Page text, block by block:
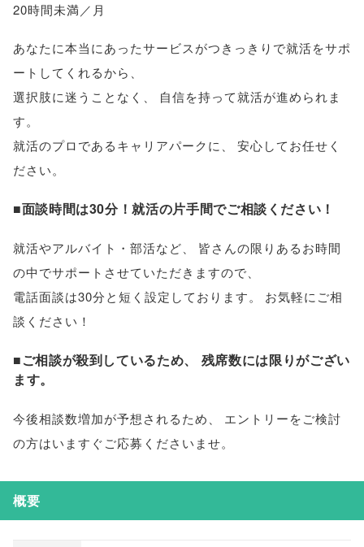
20時間未満／月
あなたに本当にあったサービスがつきっきりで就活をサポ
ートしてくれるから
選択肢に迷うことなく
自信を持って就活が進められま
す。
就活のプロであるキャリアパークに
安心してお任せく
ださい。
■面談時間は30分！就活の片手間でご相談ください！
就活やアルバイト・部活など
皆さんの限りあるお時間
の中でサポートさせていただきますので
電話面談は30分と短く設定しております。
お気軽にご相
談ください！
■ご相談が殺到しているため、
残席数には限りがござい
ます。
今後相談数増加が予想されるため
エントリーをご検討
の方はいますぐご応募くださいませ。
概要